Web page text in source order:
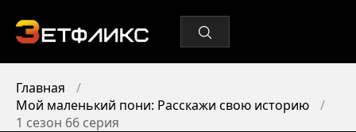
Главная
Мой маленький пони: Расскажи свою историю
1 сезон 66 серия